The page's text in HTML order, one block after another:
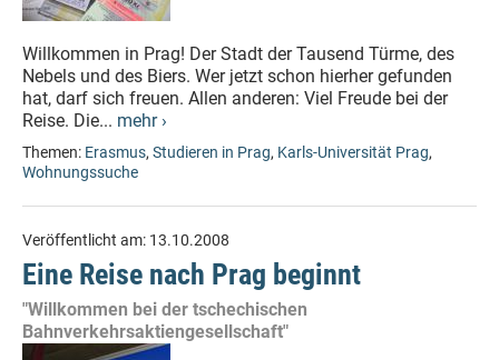
Willkommen in Prag! Der Stadt der Tausend Türme, des
Nebels und des Biers. Wer jetzt schon hierher gefunden
hat, darf sich freuen. Allen anderen: Viel Freude bei der
Reise. Die... mehr ›
Themen: Erasmus, Studieren in Prag, Karls-Universität Prag,
Wohnungssuche
Veröffentlicht am: 13.10.2008
Eine Reise nach Prag beginnt
"Willkommen bei der tschechischen
Bahnverkehrsaktiengesellschaft"